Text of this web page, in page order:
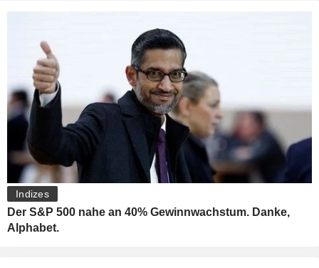
Indizes
Der S&P 500 nahe an 40% Gewinnwachstum. Danke,
Alphabet.